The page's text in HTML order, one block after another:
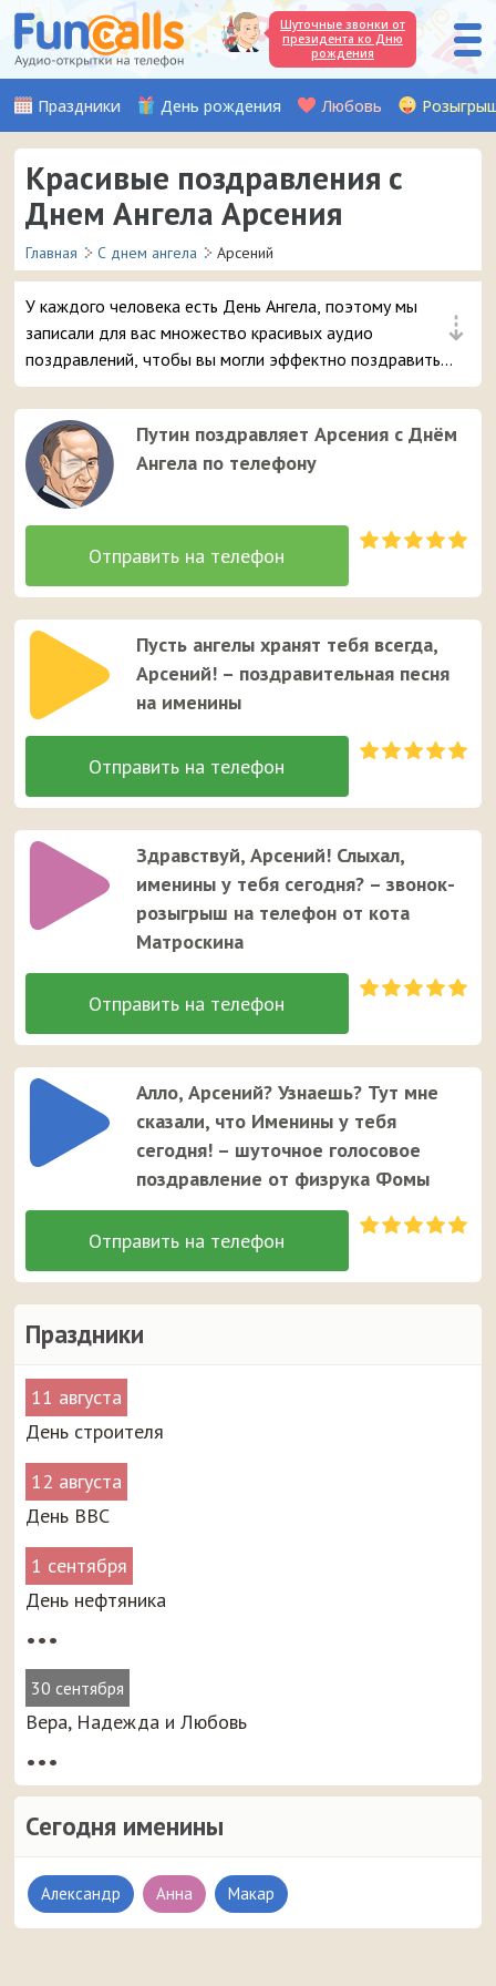
Шуточные звонки от
президента ко Дню
рождения
Праздники День рождения Любовь
Праздники
11 августа
День строителя
12 августа
День ВВС
1 сентября
День нефтяника
•••
30 сентября
Вера, Надежда и Любовь
•••
Сегодня именины
Александр Анна Макар
Красивые поздравления с
Днем Ангела Арсения
Главная С днем ангела Арсений
⇣
У каждого человека есть День Ангела, поэтому мы
записали для вас множество красивых аудио
поздравлений, чтобы вы могли эффектно поздравить
вашего друга или знакомого с именем Арсений. Просто
выберите самое интересное поздравление с
именинами и отправьте его в 3 клика на мобильный
телефон адресата.
Путин поздравляет Арсения с Днём
Ангела по телефону
Пусть ангелы хранят тебя всегда,
Арсений! – поздравительная песня
на именины
Здравствуй, Арсений! Слыхал,
именины у тебя сегодня? – звонок-
розыгрыш на телефон от кота
Матроскина
Алло, Арсений? Узнаешь? Тут мне
сказали, что Именины у тебя
сегодня! – шуточное голосовое
поздравление от физрука Фомы